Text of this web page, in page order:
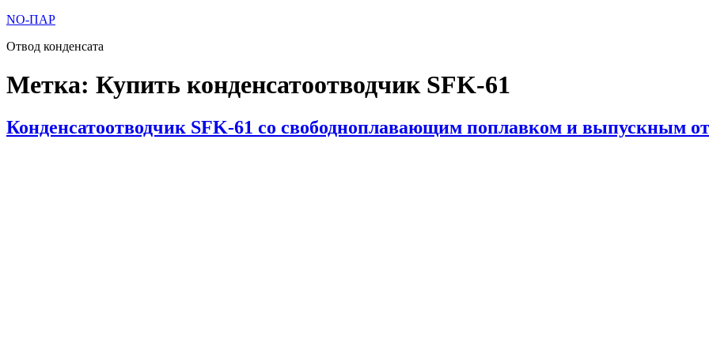
Перейти
содержимому
NO-ПАР
Отвод конденсата
Метка: Купить конденсатоотводчик SFK-61
Опубликовано
Конденсатоотводчик SFK-61 со свободноплавающим поплавком и выпускным